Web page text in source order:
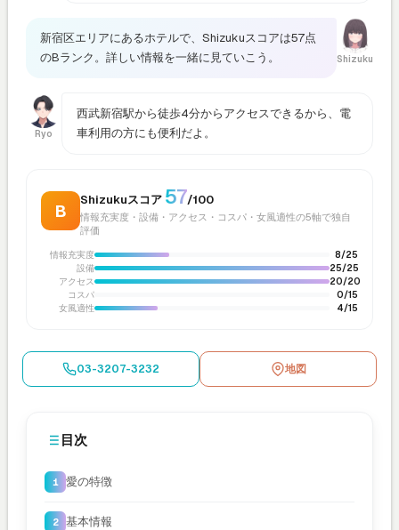
Shizuku
新宿区エリアにあるホテルで、Shizukuスコアは57点
のBランク。詳しい情報を一緒に見ていこう。
Ryo
西武新宿駅から徒歩4分からアクセスできるから、電
車利用の方にも便利だよ。
B
Shizukuスコア 57/100
情報充実度・設備・アクセス・コスパ・女風適性の5軸で独自
評価
情報充実度
8/25
設備
25/25
アクセス
20/20
コスパ
0/15
女風適性
4/15
03-3207-3232 地図
目次
愛の特徴
基本情報